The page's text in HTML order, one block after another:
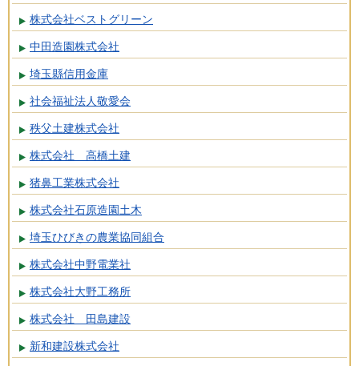
株式会社ベストグリーン
中田造園株式会社
埼玉縣信用金庫
社会福祉法人敬愛会
秩父土建株式会社
株式会社 高橋土建
猪鼻工業株式会社
株式会社石原造園土木
埼玉ひびきの農業協同組合
株式会社中野電業社
株式会社大野工務所
株式会社 田島建設
新和建設株式会社